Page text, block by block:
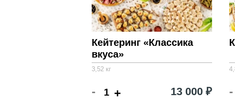
Кейтеринг «Классика
вкуса»
3,52 кг
- + 13 000 ₽ -